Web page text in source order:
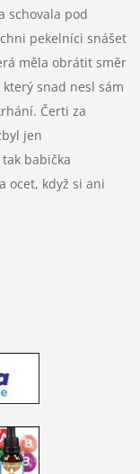
schovala pod
pekelníci snášet
měla obrátit směr
snad nesl sám
Čerti za
jen
babička
ocet, když si ani